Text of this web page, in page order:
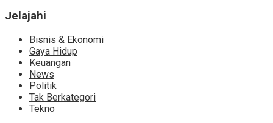
Jelajahi
Bisnis & Ekonomi
Gaya Hidup
Keuangan
News
Politik
Tak Berkategori
Tekno